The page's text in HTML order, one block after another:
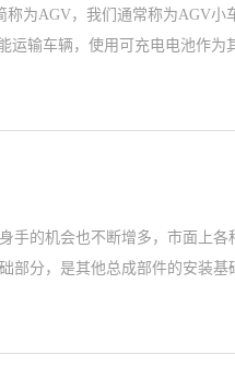
称为AGV，我们通常称为
输车辆，使用可充电电池作
手的机会也不断增多，市面上
部分，是其他总成部件的安装